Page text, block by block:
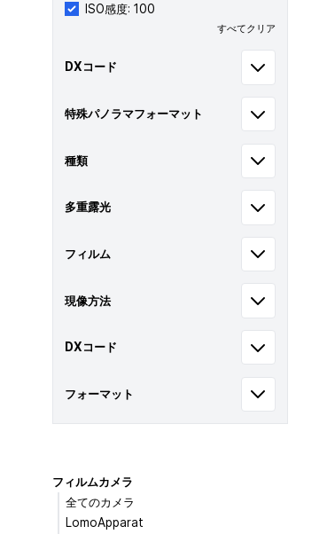
ISO感度: 100
すべてクリア
DXコード
特殊パノラマフォーマット
種類
多重露光
フィルム
現像方法
DXコード
フォーマット
フィルムカメラ
全てのカメラ
LomoApparat